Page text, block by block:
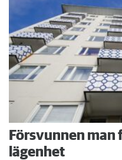
Försvunnen man
lägenhet